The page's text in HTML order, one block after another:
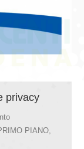
privacy
PIANO